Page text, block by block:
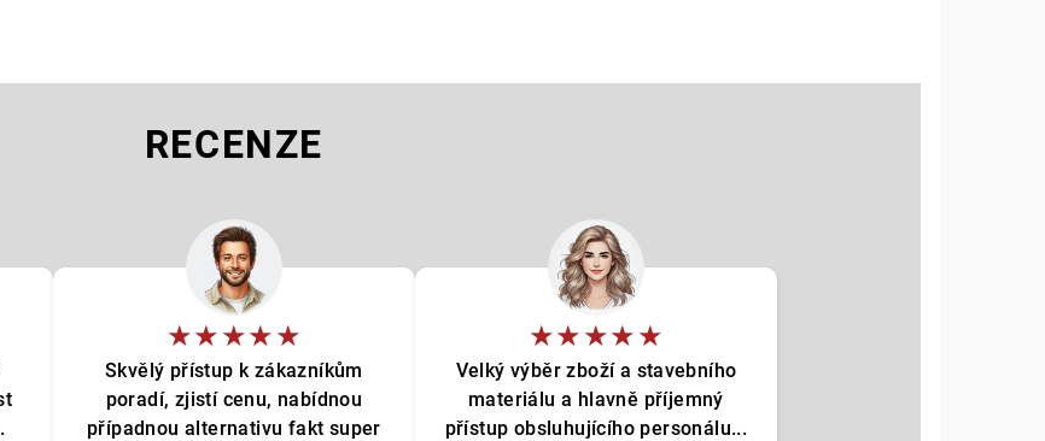
RECENZE
★★★★★
Skvělý přístup k zákazníkům
poradí, zjistí cenu, nabídnou
případnou alternativu fakt super
★★★★★
Velký výběr zboží a stavebního
materiálu a hlavně příjemný
přístup obsluhujícího personálu...